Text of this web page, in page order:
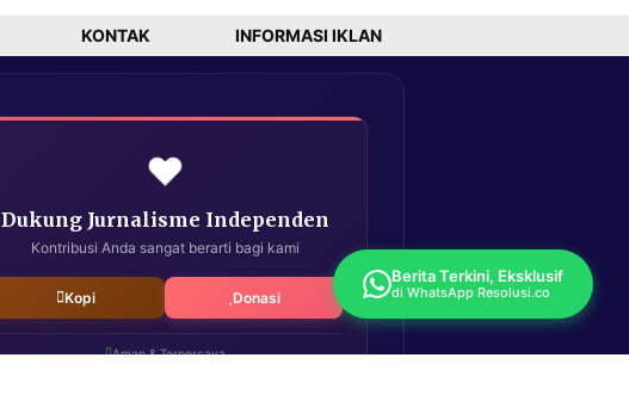
KONTAK INFORMASI IKLAN
❤️
Dukung Jurnalisme Independen
Kontribusi Anda sangat berarti bagi kami
Kopi Donasi
Aman & Terpercaya
Berita Terkini, Eksklusif
di WhatsApp Resolusi.co